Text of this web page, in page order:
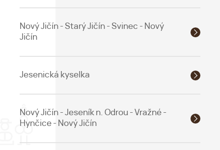
Nový Jičín - Starý Jičín - Svinec - Nový
Jičín
Jesenická kyselka
Nový Jičín - Jeseník n. Odrou - Vražné -
Hynčice - Nový Jičín